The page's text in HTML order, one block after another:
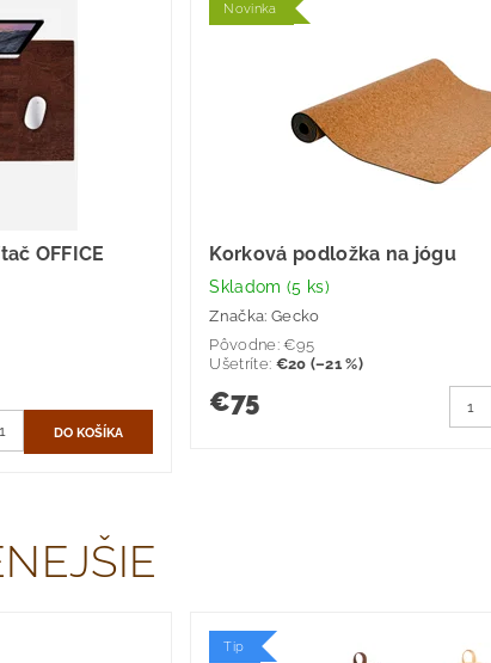
OFFICE
Novinka
Korková podložka na jógu
Skladom (5 ks)
Značka: Gecko
Pôvodne:€95
Ušetríte: €20 (–21 %)
€75
Tip